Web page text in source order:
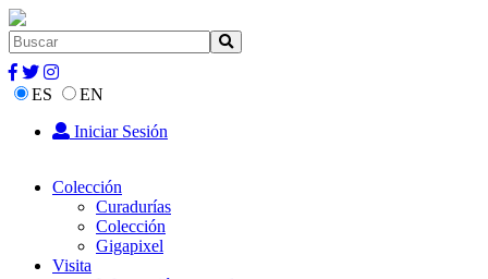
ES
EN
Iniciar Sesión
Colección
Curadurías
Colección
Gigapixel
Visita